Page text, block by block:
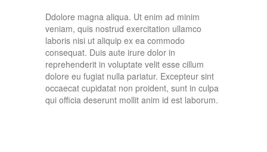
Ddolore magna aliqua. Ut enim ad minim
veniam, quis nostrud exercitation ullamco
laboris nisi ut aliquip ex ea commodo
consequat. Duis aute irure dolor in
reprehenderit in voluptate velit esse cillum
dolore eu fugiat nulla pariatur. Excepteur sint
occaecat cupidatat non proident, sunt in culpa
qui officia deserunt mollit anim id est laborum.